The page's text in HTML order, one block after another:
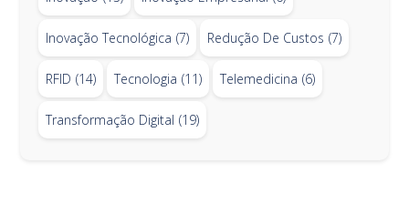
Inovação Tecnológica (7) Redução De Custos (7)
RFID (14) Tecnologia (11) Telemedicina (6)
Transformação Digital (19)